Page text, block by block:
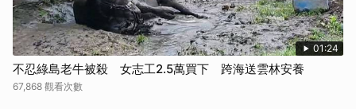
01:24
不忍綠島老牛被殺 女志工2.5萬買下 跨海送雲林安養
67,868 觀看次數